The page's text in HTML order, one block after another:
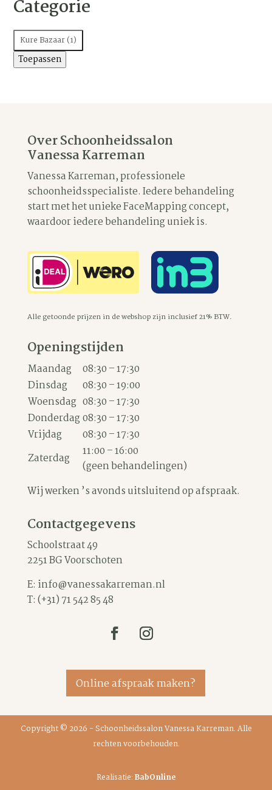
Categorie
Categorie
Kure Bazaar(1)
Toepassen
Over Schoonheidssalon
Vanessa Karreman
Vanessa Karreman, professionele
schoonheidsspecialiste. Iedere behandeling
start met het unieke FaceMapping concept,
waardoor iedere behandeling uniek is.
Alle getoonde prijzen in de webshop zijn inclusief 21% BTW.
Openingstijden
Maandag
08:30 – 17:30
Dinsdag
08:30 – 19:00
Woensdag 08:30 – 17:30
Donderdag08:30 – 17:30
Vrijdag
08:30 – 17:30
Zaterdag
11:00 – 16:00
(geen behandelingen)
Wij werken ’s avonds uitsluitend op afspraak.
Contactgegevens
Schoolstraat 49
2251 BG Voorschoten
E: info@vanessakarreman.nl
T: (+31) 71 542 85 48
Online afspraak maken?
Copyright © 2026 - Schoonheidssalon Vanessa Karreman. Alle
rechten voorbehouden.
Realisatie:BabOnline